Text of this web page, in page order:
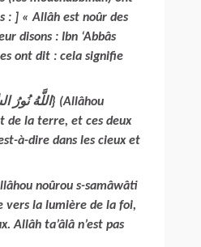
disons : Ibn ‘Abbâs
de la terre, et ces deux
à-dire dans les cieux et
vers la lumière de la foi,
Allâh ta’âlâ n’est pas